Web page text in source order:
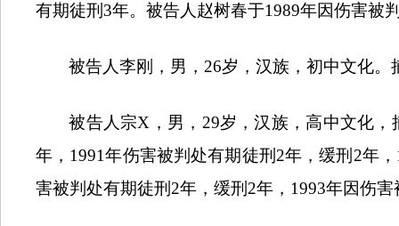
有期徒刑 3年。被告人赵树春于1989年因伤害被
被告人李刚，男， 26岁，汉族，初中文化。
被告人宗X ，男， 29岁，汉族，高中文化，
年， 1991年伤害被判处有期徒刑 2年，缓刑 2年，
害被判处有期徒刑 2年，缓刑 2年， 1993年因伤害